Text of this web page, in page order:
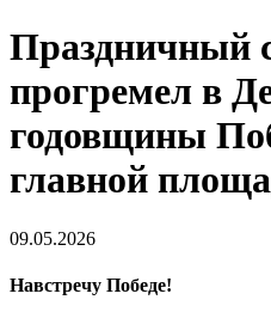
Праздничный
прогремел в
годовщины
главной
09.05.2026
Навстречу Победе!